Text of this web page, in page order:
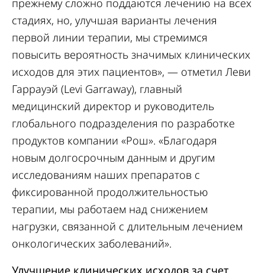
прежнему сложно поддаются лечению на всех
стадиях, но, улучшая варианты лечения
первой линии терапии, мы стремимся
повысить вероятность значимых клинических
исходов для этих пациентов», — отметил Леви
Гаррауэй (Levi Garraway), главный
медицинский директор и руководитель
глобального подразделения по разработке
продуктов компании «Рош». «Благодаря
новым долгосрочным данным и другим
исследованиям наших препаратов с
фиксированной продолжительностью
терапии, мы работаем над снижением
нагрузки, связанной с длительным лечением
онкологических заболеваний».
Улучшение клинических исходов за счет